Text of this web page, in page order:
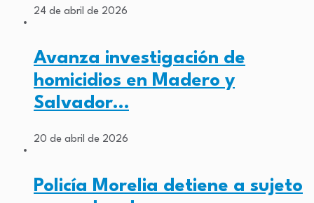
24 de abril de 2026
Avanza investigación de
homicidios en Madero y
Salvador…
20 de abril de 2026
Policía Morelia detiene a sujeto